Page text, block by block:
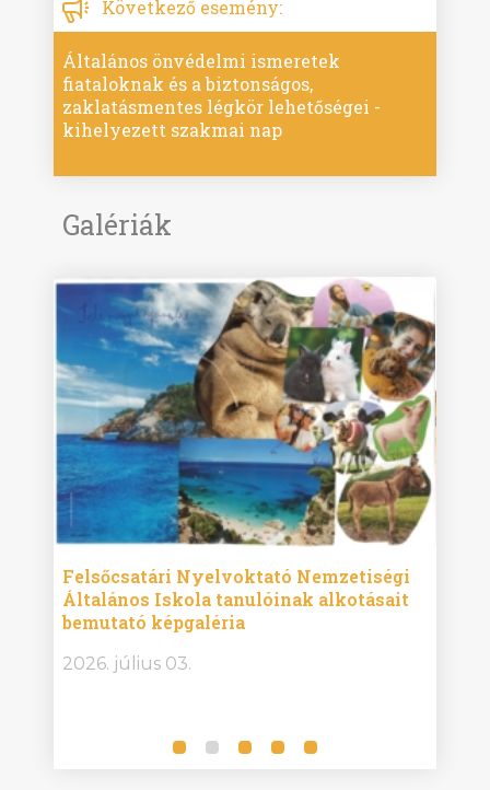
Következő esemény:
Általános önvédelmi ismeretek
fiataloknak és a biztonságos,
zaklatásmentes légkör lehetőségei -
kihelyezett szakmai nap
Galériák
Felsőcsatári Nyelvoktató Nemzetiségi
Általános Iskola tanulóinak alkotásait
bemutató képgaléria
2026. július 03.